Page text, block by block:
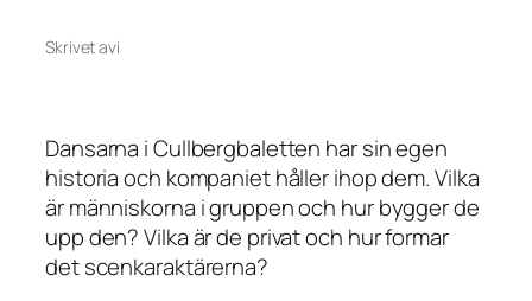
Skrivet avi
Dansarna i Cullbergbaletten har sin egen
historia och kompaniet håller ihop dem. Vilka
är människorna i gruppen och hur bygger de
upp den? Vilka är de privat och hur formar
det scenkaraktärerna?